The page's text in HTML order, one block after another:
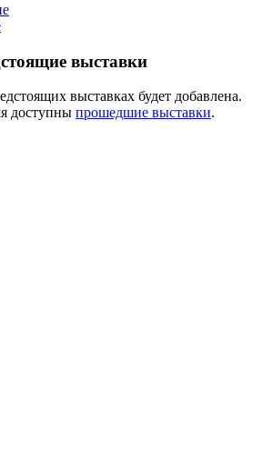
выставки
выставках будет добавлена.
доступны прошедшие выставки.